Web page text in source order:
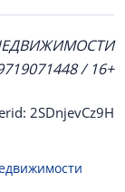
/ 16+
2SDnjevCz9H